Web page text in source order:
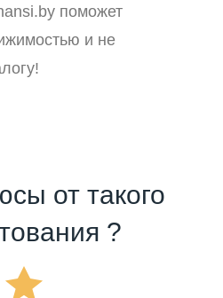
поможет
и не
от такого
?